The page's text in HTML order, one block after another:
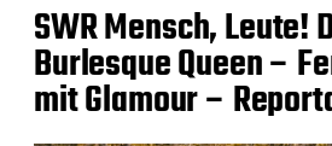
SWR Mensch, Leute!
Burlesque Queen –
mit Glamour –